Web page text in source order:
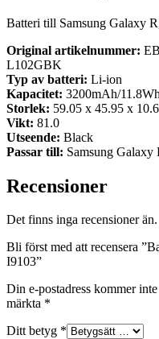
Batteri till Samsung Galaxy
Original artikelnummer:
L102GBK
Typ av batteri: Li-ion
Kapacitet: 3200mAh/11.8Wh
Storlek: 59.05 x 45.95 x
Vikt: 81.0
Utseende: Black
Passar till: Samsung
Recensioner
Det finns inga recensioner än.
Bli först med att recensera
I9103”
Din e-postadress kommer
märkta *
Ditt betyg *